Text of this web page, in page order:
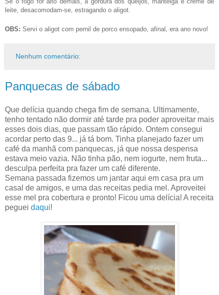
leite, desacomodam-se, estragando o aligot.
OBS: Servi o aligot com pernil de porco ensopado, afinal, era ano novo!
Nenhum comentário:
Panquecas de sábado
Que delícia quando chega fim de semana. Ultimamente,
tenho tentado não dormir até tarde pra poder aproveitar mais
esses dois dias, que passam tão rápido. Ontem consegui
acordar perto das 9... já tá bom. Tinha planejado fazer um
café da manhã com panquecas, já que nossa despensa
estava meio vazia. Não tinha pão, nem iogurte, nem fruta...
desculpa perfeita pra fazer um café diferente.
Semana passada fizemos um jantar aqui em casa pra um
casal de amigos, e uma das receitas pedia mel. Aproveitei
esse mel pra cobertura e pronto! Ficou uma delícia! A receita
peguei daqui!